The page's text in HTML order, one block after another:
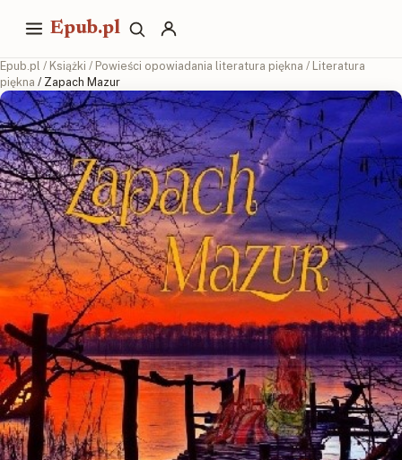
Epub.pl
Epub.pl / Książki / Powieści opowiadania literatura piękna / Literatura
piękna / Zapach Mazur